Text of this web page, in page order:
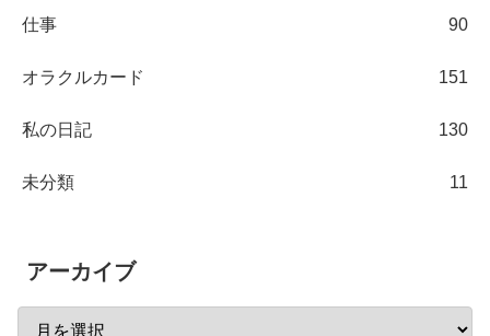
仕事 90
オラクルカード 151
私の日記 130
未分類 11
アーカイブ